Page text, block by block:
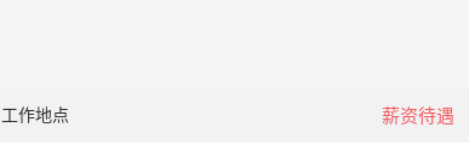
工作地点 薪资待遇